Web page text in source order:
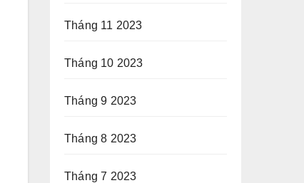
Tháng 11 2023
Tháng 10 2023
Tháng 9 2023
Tháng 8 2023
Tháng 7 2023